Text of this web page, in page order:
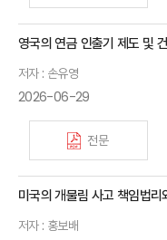
영국의 연금 인출기 제도 및
저자 : 손유영
2026-06-29
전문
미국의 개물림 사고 책임법
저자 : 홍보배